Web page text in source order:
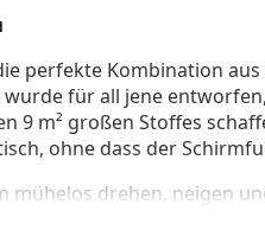
perfekte Kombination
für all jene
9 m² großen Stoffes
ohne dass der
mühelos drehen, neigen